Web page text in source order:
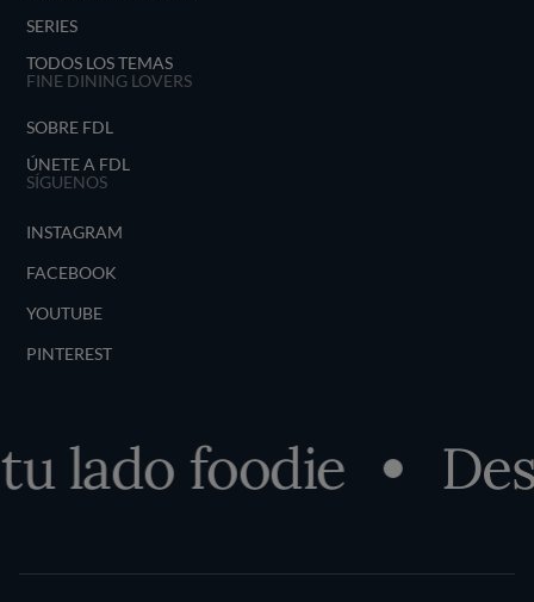
SERIES
TODOS LOS TEMAS
FINE DINING LOVERS
SOBRE FDL
ÚNETE A FDL
SÍGUENOS
INSTAGRAM
FACEBOOK
YOUTUBE
PINTEREST
foodie